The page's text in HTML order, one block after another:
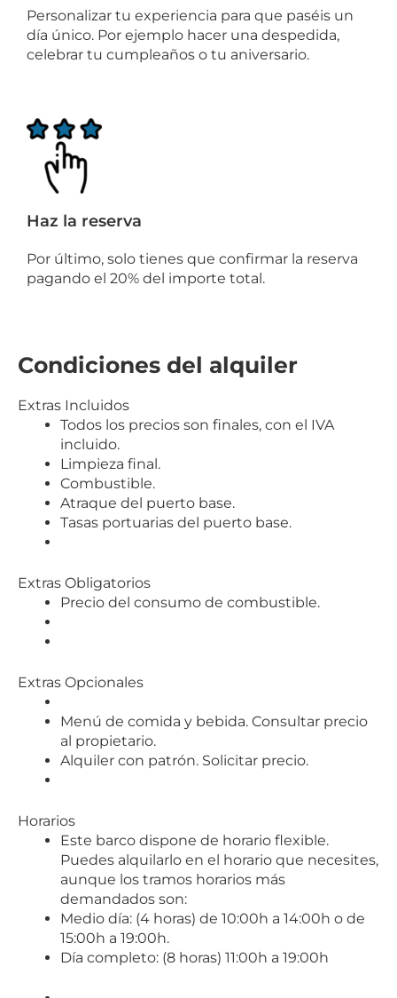
Personalizar tu experiencia para que paséis un
día único. Por ejemplo hacer una despedida,
celebrar tu cumpleaños o tu aniversario.
Haz la reserva
Por último, solo tienes que confirmar la reserva
pagando el 20% del importe total.
Condiciones del alquiler
Extras Incluidos
Todos los precios son finales, con el IVA
incluido.
Limpieza final.
Combustible.
Atraque del puerto base.
Tasas portuarias del puerto base.
Extras Obligatorios
Precio del consumo de combustible.
Extras Opcionales
Menú de comida y bebida. Consultar precio
al propietario.
Alquiler con patrón. Solicitar precio.
Horarios
Este barco dispone de horario flexible.
Puedes alquilarlo en el horario que necesites,
aunque los tramos horarios más
demandados son:
Medio día: (4 horas) de 10:00h a 14:00h o de
15:00h a 19:00h.
Día completo: (8 horas) 11:00h a 19:00h